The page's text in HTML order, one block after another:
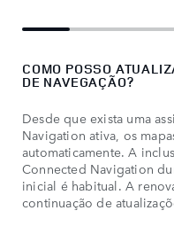
COMO POSSO
DE NAVEGAÇÃO?
Desde que exista uma
Navigation ativa, os
automaticamente. A
Connected Navigation
inicial é habitual. A
continuação de